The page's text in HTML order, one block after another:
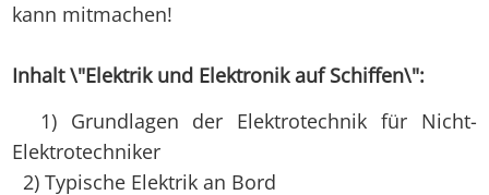
kann mitmachen!
Inhalt \"Elektrik und Elektronik auf Schiffen\":
1) Grundlagen der Elektrotechnik für Nicht-
Elektrotechniker
2) Typische Elektrik an Bord